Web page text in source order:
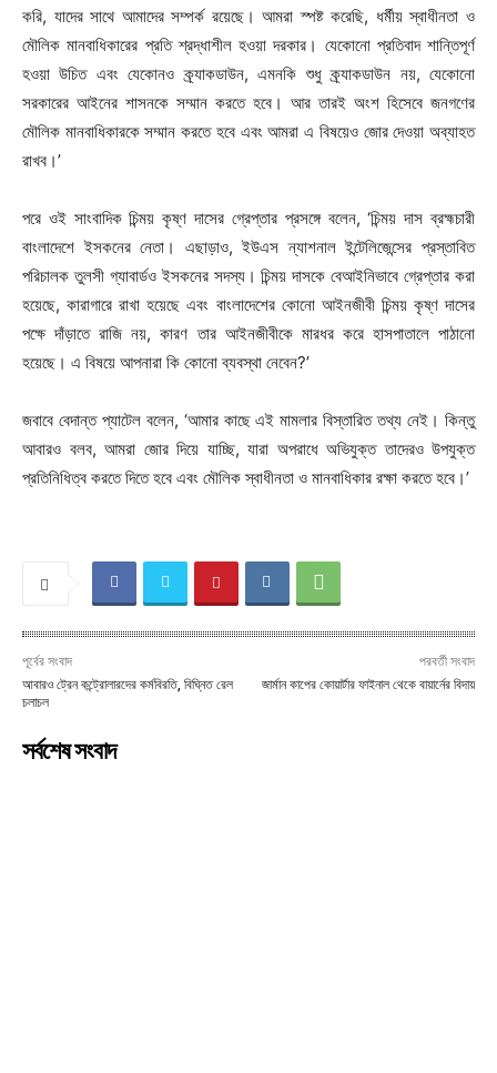
করি, যাদের সাথে আমাদের সম্পর্ক রয়েছে। আমরা স্পষ্ট করেছি, ধর্মীয় স্বাধীনতা ও
মৌলিক মানবাধিকারের প্রতি শ্রদ্ধাশীল হওয়া দরকার। যেকোনো প্রতিবাদ শান্তিপূর্ণ
হওয়া উচিত এবং যেকোনও ক্র্যাকডাউন, এমনকি শুধু ক্র্যাকডাউন নয়, যেকোনো
সরকারের আইনের শাসনকে সম্মান করতে হবে। আর তারই অংশ হিসেবে জনগণের
মৌলিক মানবাধিকারকে সম্মান করতে হবে এবং আমরা এ বিষয়েও জোর দেওয়া অব্যাহত
রাখব।’
পরে ওই সাংবাদিক চিন্ময় কৃষ্ণ দাসের গ্রেপ্তার প্রসঙ্গে বলেন, ‘চিন্ময় দাস ব্রহ্মচারী
বাংলাদেশে ইসকনের নেতা। এছাড়াও, ইউএস ন্যাশনাল ইন্টেলিজেন্সের প্রস্তাবিত
পরিচালক তুলসী গ্যাবার্ডও ইসকনের সদস্য। চিন্ময় দাসকে বেআইনিভাবে গ্রেপ্তার করা
হয়েছে, কারাগারে রাখা হয়েছে এবং বাংলাদেশের কোনো আইনজীবী চিন্ময় কৃষ্ণ দাসের
পক্ষে দাঁড়াতে রাজি নয়, কারণ তার আইনজীবীকে মারধর করে হাসপাতালে পাঠানো
হয়েছে। এ বিষয়ে আপনারা কি কোনো ব্যবস্থা নেবেন?’
জবাবে বেদান্ত প্যাটেল বলেন, ‘আমার কাছে এই মামলার বিস্তারিত তথ্য নেই। কিন্তু
আবারও বলব, আমরা জোর দিয়ে যাচ্ছি, যারা অপরাধে অভিযুক্ত তাদেরও উপযুক্ত
প্রতিনিধিত্ব করতে দিতে হবে এবং মৌলিক স্বাধীনতা ও মানবাধিকার রক্ষা করতে হবে।’
পূর্বের সংবাদ
আবারও ট্রেন কন্ট্রোলারদের কর্মবিরতি, বিঘ্নিত রেল
চলাচল
পরবর্তী সংবাদ
জার্মান কাপের কোয়ার্টার ফাইনাল থেকে বায়ার্নের বিদায়
সর্বশেষ সংবাদ